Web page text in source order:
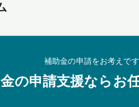
補助金の申請をお考えで
の申請支援ならお